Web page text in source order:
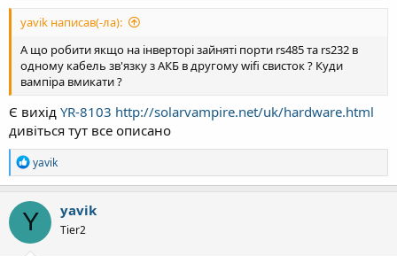
yavik написав(-ла):
А що робити якщо на інверторі зайняті порти rs485 та rs232 в
одному кабель зв'язку з АКБ в другому wifi свисток ? Куди
вампіра вмикати ?
Є вихід YR-8103 http://solarvampire.net/uk/hardware.html
дивіться тут все описано
Р
е
а
к
ц
ї
yavik
Y yavik
Tier2